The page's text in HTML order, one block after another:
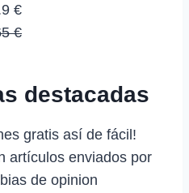
€
€
destacadas
gratis así de fácil!
artículos enviados por
de opinion